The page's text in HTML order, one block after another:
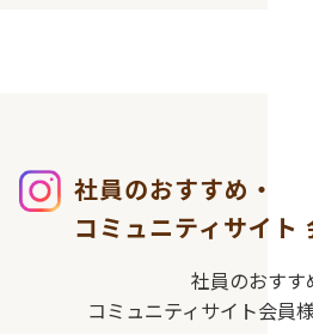
社員のおすすめ・
コミュニティサイト
社員のおすす
コミュニティサイト会員